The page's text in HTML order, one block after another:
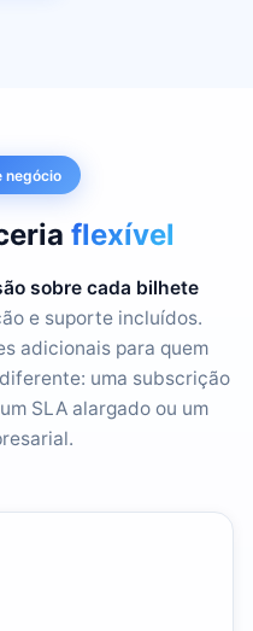
negócio
flexível
sobre cada bilhete
e suporte incluídos.
adicionais para quem
uma subscrição
SLA alargado ou um